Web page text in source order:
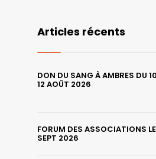
Articles récents
DON DU SANG À AMBRES DU
12 AOÛT 2026
FORUM DES ASSOCIATIONS
SEPT 2026